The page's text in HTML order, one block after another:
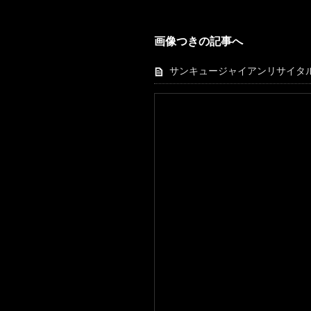
画像つきの記事へ
サンキュージャイアンリサイタ